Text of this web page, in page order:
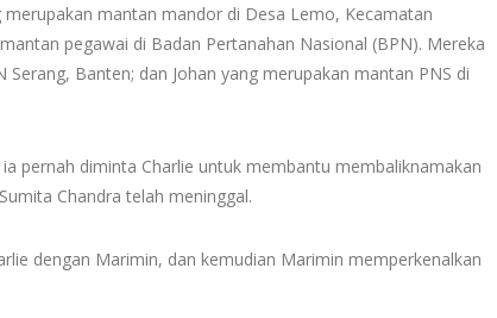
mantan mandor di Desa Lemo, Kecamatan
pegawai di Badan Pertanahan Nasional (BPN). Mereka
Banten; dan Johan yang merupakan mantan PNS di
pernah diminta Charlie untuk membantu membaliknamakan
Chandra telah meninggal.
dengan Marimin, dan kemudian Marimin memperkenalkan